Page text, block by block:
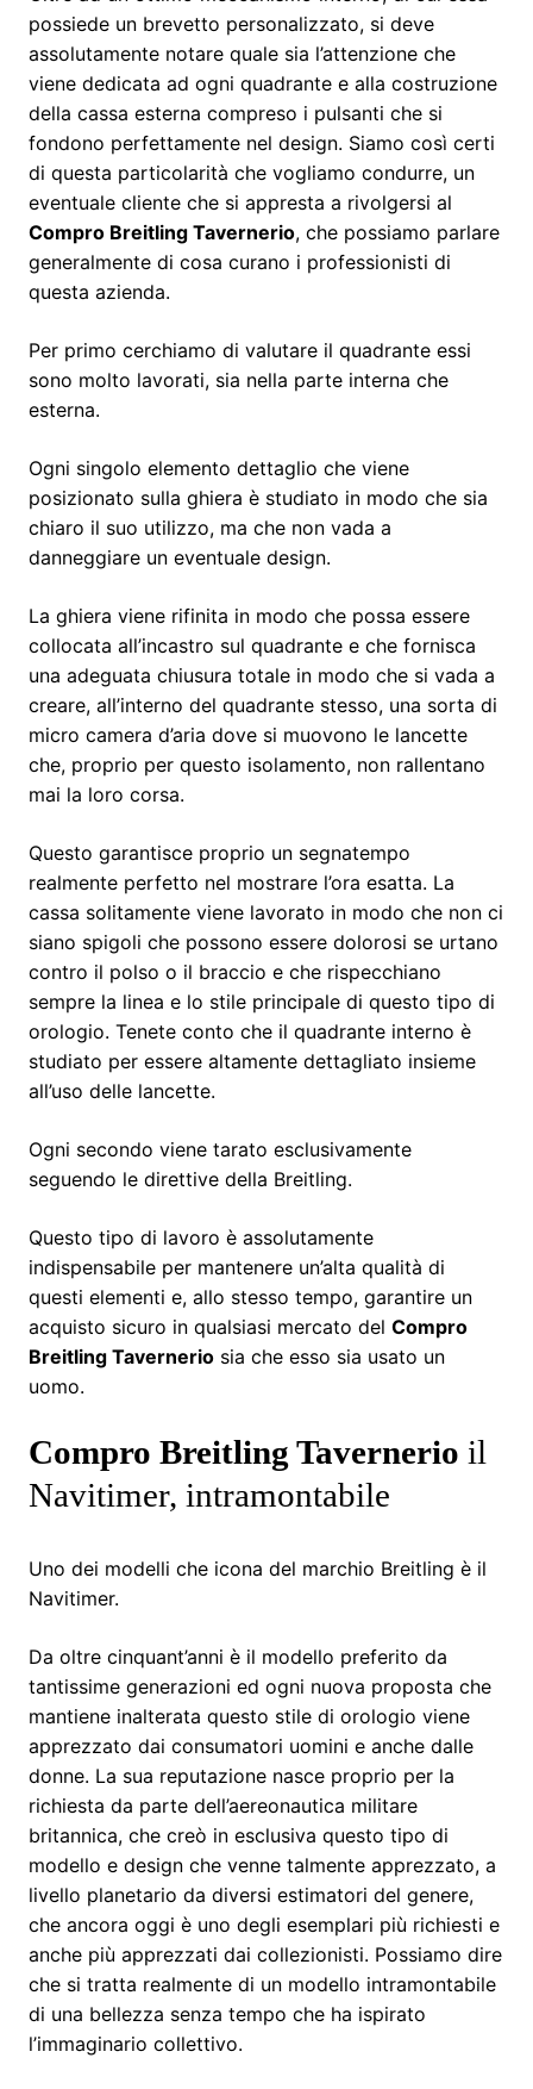
possiede un brevetto personalizzato, si deve
assolutamente notare quale sia l’attenzione che
viene dedicata ad ogni quadrante e alla costruzione
della cassa esterna compreso i pulsanti che si
fondono perfettamente nel design. Siamo così certi
di questa particolarità che vogliamo condurre, un
eventuale cliente che si appresta a rivolgersi al
Compro Breitling Tavernerio, che possiamo parlare
generalmente di cosa curano i professionisti di
questa azienda.
Per primo cerchiamo di valutare il quadrante essi
sono molto lavorati, sia nella parte interna che
esterna.
Ogni singolo elemento dettaglio che viene
posizionato sulla ghiera è studiato in modo che sia
chiaro il suo utilizzo, ma che non vada a
danneggiare un eventuale design.
La ghiera viene rifinita in modo che possa essere
collocata all’incastro sul quadrante e che fornisca
una adeguata chiusura totale in modo che si vada a
creare, all’interno del quadrante stesso, una sorta di
micro camera d’aria dove si muovono le lancette
che, proprio per questo isolamento, non rallentano
mai la loro corsa.
Questo garantisce proprio un segnatempo
realmente perfetto nel mostrare l’ora esatta. La
cassa solitamente viene lavorato in modo che non ci
siano spigoli che possono essere dolorosi se urtano
contro il polso o il braccio e che rispecchiano
sempre la linea e lo stile principale di questo tipo di
orologio. Tenete conto che il quadrante interno è
studiato per essere altamente dettagliato insieme
all’uso delle lancette.
Ogni secondo viene tarato esclusivamente
seguendo le direttive della Breitling.
Questo tipo di lavoro è assolutamente
indispensabile per mantenere un’alta qualità di
questi elementi e, allo stesso tempo, garantire un
acquisto sicuro in qualsiasi mercato del Compro
Breitling Tavernerio sia che esso sia usato un
uomo.
Compro Breitling Tavernerio il
Navitimer, intramontabile
Uno dei modelli che icona del marchio Breitling è il
Navitimer.
Da oltre cinquant’anni è il modello preferito da
tantissime generazioni ed ogni nuova proposta che
mantiene inalterata questo stile di orologio viene
apprezzato dai consumatori uomini e anche dalle
donne. La sua reputazione nasce proprio per la
richiesta da parte dell’aereonautica militare
britannica, che creò in esclusiva questo tipo di
modello e design che venne talmente apprezzato, a
livello planetario da diversi estimatori del genere,
che ancora oggi è uno degli esemplari più richiesti e
anche più apprezzati dai collezionisti. Possiamo dire
che si tratta realmente di un modello intramontabile
di una bellezza senza tempo che ha ispirato
l’immaginario collettivo.